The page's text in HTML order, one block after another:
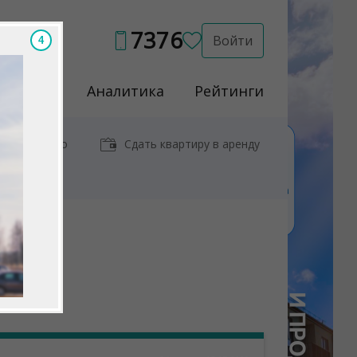
7376 Войти
Аналитика Рейтинги
у метро Сдать квартиру в аренду
2